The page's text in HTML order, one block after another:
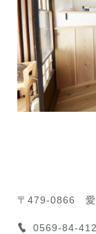
〒479-0866
0569-84-